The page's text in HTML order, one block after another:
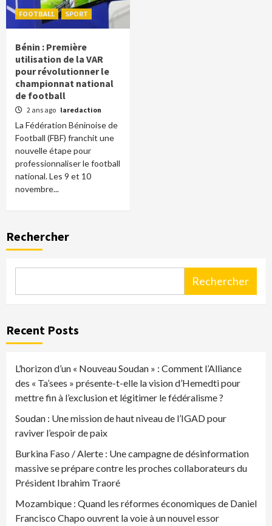
FOOTBALL SPORT
Bénin : Première
utilisation de la VAR
pour révolutionner le
championnat national
de football
2 ans ago laredaction
La Fédération Béninoise de
Football (FBF) franchit une
nouvelle étape pour
professionnaliser le football
national. Les 9 et 10
novembre...
Rechercher
Rechercher
Recent Posts
L’horizon d’un « Nouveau Soudan » : Comment l’Alliance
des « Ta’sees » présente-t-elle la vision d’Hemedti pour
mettre fin à l’exclusion et légitimer le fédéralisme ?
Soudan : Une mission de haut niveau de l’IGAD pour
raviver l’espoir de paix
Burkina Faso / Alerte : Une campagne de désinformation
massive se prépare contre les proches collaborateurs du
Président Ibrahim Traoré
Mozambique : Quand les réformes économiques de Daniel
Francisco Chapo ouvrent la voie à un nouvel essor